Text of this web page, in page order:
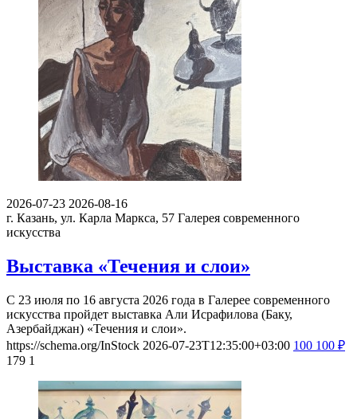
2026-07-23 2026-08-16
г. Казань, ул. Карла Маркса, 57 Галерея современного
искусства
Выставка «Течения и слои»
С 23 июля по 16 августа 2026 года в Галерее современного
искусства пройдет выставка Али Исрафилова (Баку,
Азербайджан) «Течения и слои».
https://schema.org/InStock 2026-07-23T12:35:00+03:00 100 100 ₽
179 1